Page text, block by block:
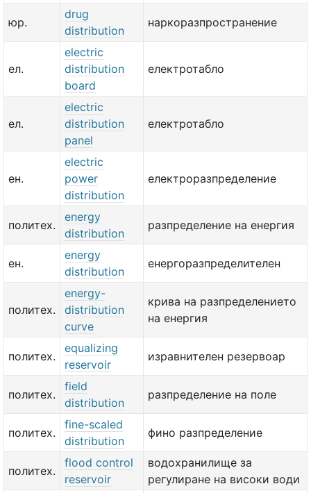
юр.
drug
distribution
наркоразпространение
ел.
electric
distribution
board
електротабло
ел.
electric
distribution
panel
електротабло
ен.
electric
power
distribution
електроразпределение
политех.
energy
distribution
разпределение на енергия
ен.
energy
distribution
енергоразпределителен
политех.
energy-
distribution
curve
крива на разпределението
на енергия
политех.
equalizing
reservoir
изравнителен резервоар
политех.
field
distribution
разпределение на поле
политех.
fine-scaled
distribution
фино разпределение
политех.
flood control
reservoir
водохранилище за
регулиране на високи води